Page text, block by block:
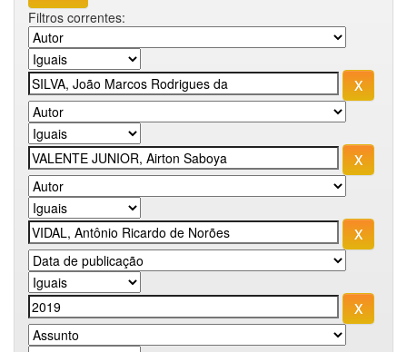
Filtros correntes: